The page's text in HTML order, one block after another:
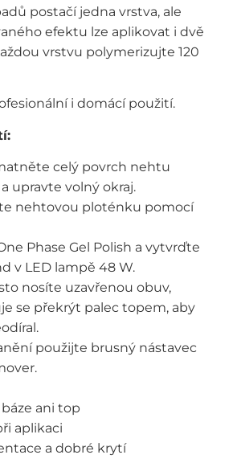
postačí jedna vrstva, ale
efektu lze aplikovat i dvě
vrstvu polymerizujte 120
i domácí použití.
celý povrch nehtu
upravte volný okraj.
nehtovou ploténku pomocí
Phase Gel Polish a vytvrďte
v LED lampě 48 W.
nosíte uzavřenou obuv,
se překrýt palec topem, aby
použijte brusný nástavec
ani top
aplikaci
a dobré krytí